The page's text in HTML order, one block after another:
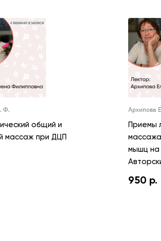
Ф.
общий и
массаж при ДЦП
Архипова
Приемы
мышц на
950 р.